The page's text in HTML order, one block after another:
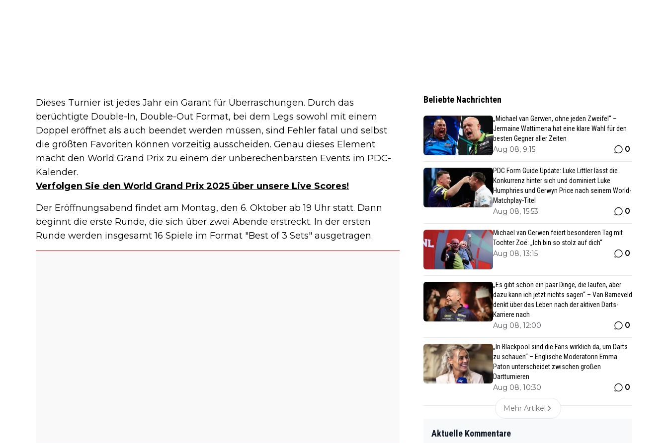
Dieses Turnier ist jedes Jahr ein Garant für Überraschungen. Durch das
berüchtigte Double-In, Double-Out Format, bei dem Legs sowohl mit einem
Doppel eröffnet als auch beendet werden müssen, sind Fehler fatal und selbst
die größten Favoriten können vorzeitig ausscheiden. Genau dieses Element
macht den World Grand Prix zu einem der unberechenbarsten Events im PDC-
Kalender.
Verfolgen Sie den World Grand Prix 2025 über unsere Live Scores!
Der Eröffnungsabend findet am Montag, den 6. Oktober ab 19 Uhr statt. Dann
beginnt die erste Runde, die sich über zwei Abende erstreckt. In der ersten
Runde werden insgesamt 16 Spiele im Format "Best of 3 Sets" ausgetragen.
Beliebte Nachrichten
„Michael van Gerwen, ohne jeden Zweifel“ –
Jermaine Wattimena hat eine klare Wahl für den
besten Gegner aller Zeiten
Aug 08, 9:15 0
PDC Form Guide Update: Luke Littler lässt die
Konkurrenz hinter sich und dominiert Luke
Humphries und Gerwyn Price nach seinem World-
Matchplay-Titel
Aug 08, 15:53 0
Michael van Gerwen feiert besonderen Tag mit
Tochter Zoë: „Ich bin so stolz auf dich“
Aug 08, 13:15 0
„Es gibt schon ein paar Dinge, die laufen, aber
dazu kann ich jetzt nichts sagen“ – Van Barneveld
denkt über das Leben nach der aktiven Darts-
Karriere nach
Aug 08, 12:00 0
„In Blackpool sind die Fans wirklich da, um Darts
zu schauen“ – Englische Moderatorin Emma
Paton unterscheidet zwischen großen
Dartturnieren
Aug 08, 10:30 0
Mehr Artikel
Aktuelle Kommentare